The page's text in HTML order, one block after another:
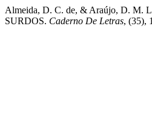
Almeida, D. C. de, & Araújo, D. M.
SURDOS. Caderno De Letras, (35),